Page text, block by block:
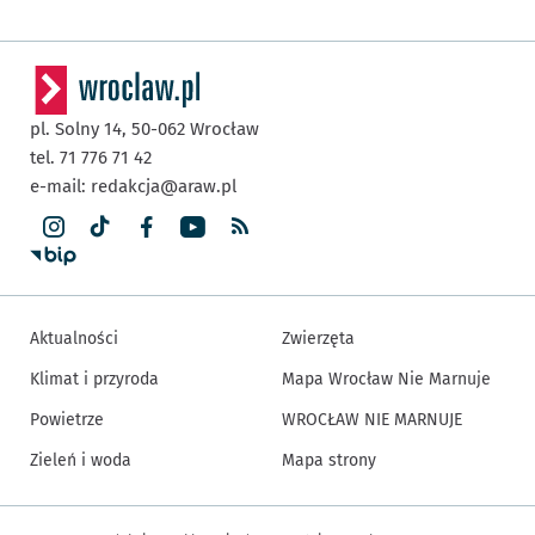
pl. Solny 14, 50-062 Wrocław
tel. 71 776 71 42
e-mail: redakcja@araw.pl
Aktualności
Klimat i przyroda
Powietrze
Zieleń i woda
Zwierzęta
Mapa Wrocław Nie Marnuje
WROCŁAW NIE MARNUJE
Mapa strony
Inne informacje